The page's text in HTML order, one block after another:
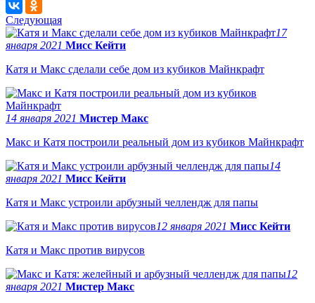
Следующая
17
января 2021 Мисс Кейти
Катя и Макс сделали себе дом из кубиков Майнкрафт
14 января 2021 Мистер Макс
Макс и Катя построили реальный дом из кубиков Майнкрафт
14
января 2021 Мисс Кейти
Катя и Макс устроили арбузный челлендж для папы
12 января 2021 Мисс Кейти
Катя и Макс против вирусов
12
января 2021 Мистер Макс